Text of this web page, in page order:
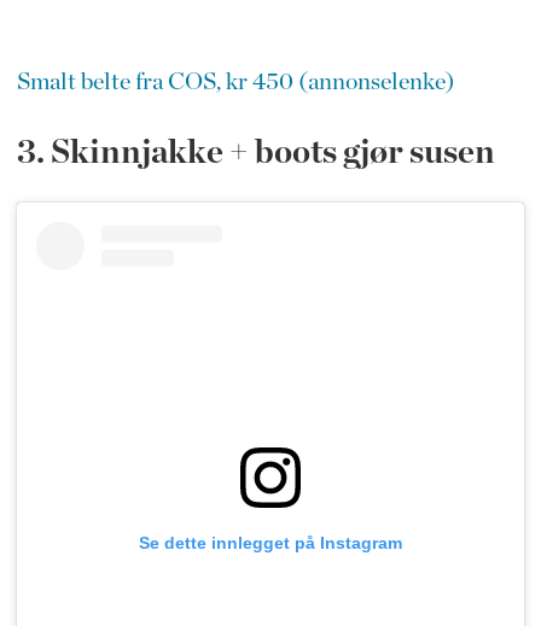
Smalt belte fra COS, kr 450 (annonselenke)
3. Skinnjakke + boots gjør susen
Se dette innlegget på Instagram